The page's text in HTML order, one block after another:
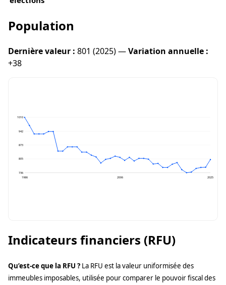
Population
Dernière valeur : 801 (2025) —Variation annuelle :
+38
1010
942
873
805
736
1986
2006 2025
Indicateurs financiers (RFU)
Qu’est-ce que la RFU ? La RFU est la valeur uniformisée des
immeubles imposables, utilisée pour comparer le pouvoir fiscal des